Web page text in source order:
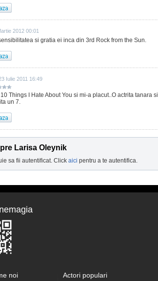
2012 00:01
si gratia ei inca din 3rd Rock from the Sun.
Iulie 2011 16:49
Things I Hate About You si mi-a placut..O actrita tanara si
un 7.
Larisa Oleynik
sa fii autentificat. Click aici pentru a te autentifica.
noi Actori populari